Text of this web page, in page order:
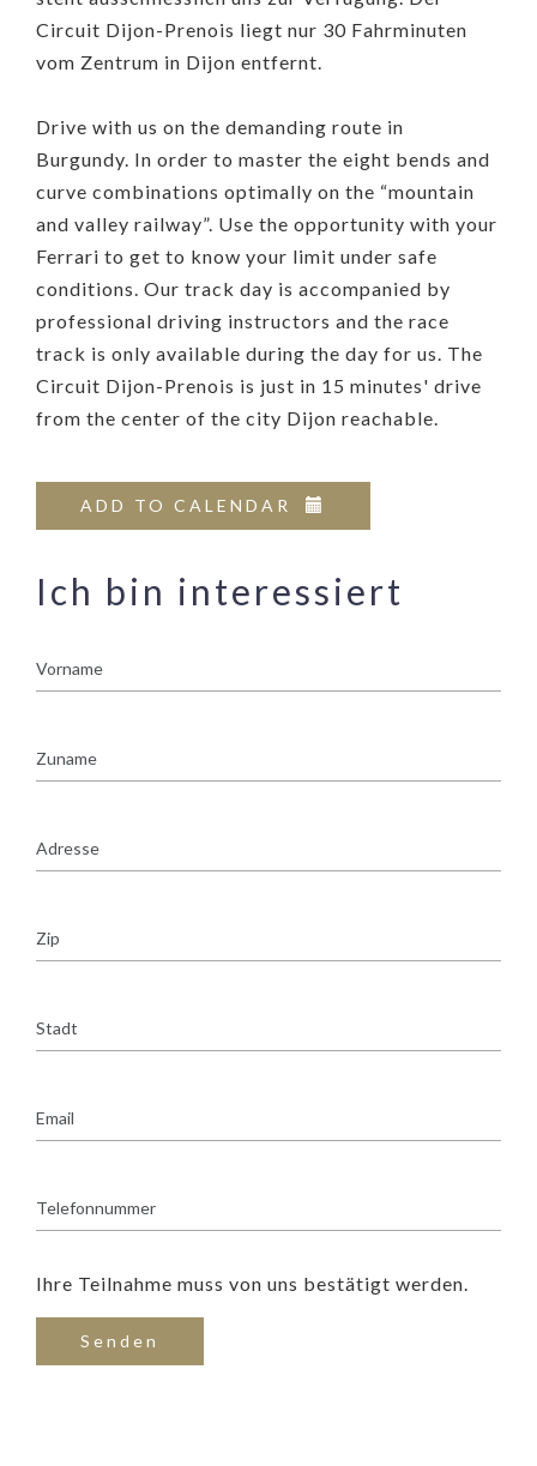
Circuit Dijon-Prenois liegt nur 30 Fahrminuten
vom Zentrum in Dijon entfernt.
Drive with us on the demanding route in
Burgundy. In order to master the eight bends and
curve combinations optimally on the “mountain
and valley railway”. Use the opportunity with your
Ferrari to get to know your limit under safe
conditions. Our track day is accompanied by
professional driving instructors and the race
track is only available during the day for us. The
Circuit Dijon-Prenois is just in 15 minutes' drive
from the center of the city Dijon reachable.
ADD TO CALENDAR
Ich bin interessiert
Ihre Teilnahme muss von uns bestätigt werden.